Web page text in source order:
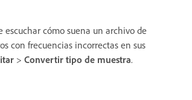
escuchar cómo suena un archivo de
con frecuencias incorrectas en sus
> Convertir tipo de muestra.